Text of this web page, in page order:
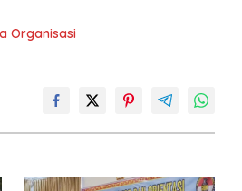
Organisasi